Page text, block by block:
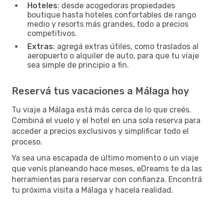
Hoteles: desde acogedoras propiedades
boutique hasta hoteles confortables de rango
medio y resorts más grandes, todo a precios
competitivos.
Extras: agregá extras útiles, como traslados al
aeropuerto o alquiler de auto, para que tu viaje
sea simple de principio a fin.
Reservá tus vacaciones a Málaga hoy
Tu viaje a Málaga está más cerca de lo que creés.
Combiná el vuelo y el hotel en una sola reserva para
acceder a precios exclusivos y simplificar todo el
proceso.
Ya sea una escapada de último momento o un viaje
que venís planeando hace meses, eDreams te da las
herramientas para reservar con confianza. Encontrá
tu próxima visita a Málaga y hacela realidad.